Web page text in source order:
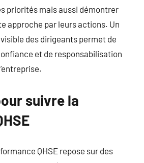
priorités mais aussi démontrer
approche par leurs actions. Un
des dirigeants permet de
et de responsabilisation
suivre la
QHSE repose sur des